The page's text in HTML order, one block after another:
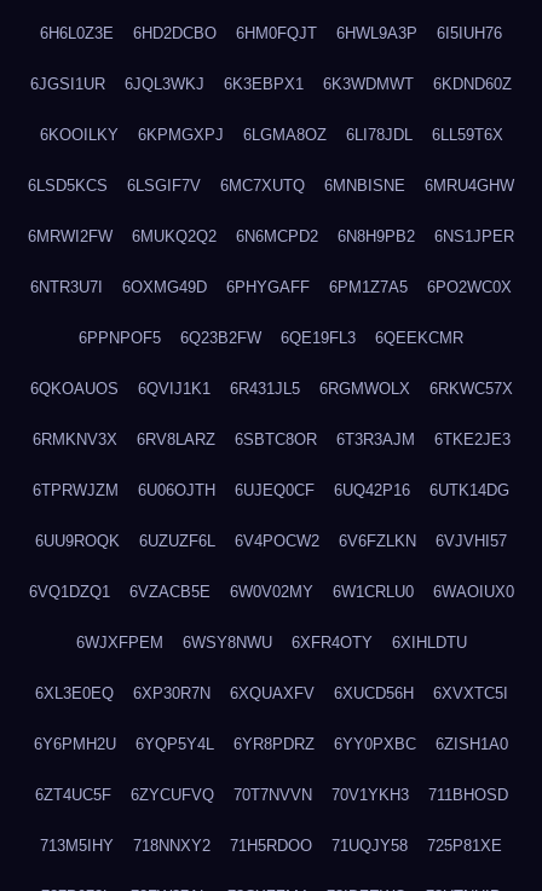
6H6L0Z3E 6HD2DCBO 6HM0FQJT 6HWL9A3P 6I5IUH76
6JGSI1UR 6JQL3WKJ 6K3EBPX1 6K3WDMWT 6KDND60Z
6KOOILKY 6KPMGXPJ 6LGMA8OZ 6LI78JDL 6LL59T6X
6LSD5KCS 6LSGIF7V 6MC7XUTQ 6MNBISNE 6MRU4GHW
6MRWI2FW 6MUKQ2Q2 6N6MCPD2 6N8H9PB2 6NS1JPER
6NTR3U7I 6OXMG49D 6PHYGAFF 6PM1Z7A5 6PO2WC0X
6PPNPOF5 6Q23B2FW 6QE19FL3 6QEEKCMR
6QKOAUOS 6QVIJ1K1 6R431JL5 6RGMWOLX 6RKWC57X
6RMKNV3X 6RV8LARZ 6SBTC8OR 6T3R3AJM 6TKE2JE3
6TPRWJZM 6U06OJTH 6UJEQ0CF 6UQ42P16 6UTK14DG
6UU9ROQK 6UZUZF6L 6V4POCW2 6V6FZLKN 6VJVHI57
6VQ1DZQ1 6VZACB5E 6W0V02MY 6W1CRLU0 6WAOIUX0
6WJXFPEM 6WSY8NWU 6XFR4OTY 6XIHLDTU
6XL3E0EQ 6XP30R7N 6XQUAXFV 6XUCD56H 6XVXTC5I
6Y6PMH2U 6YQP5Y4L 6YR8PDRZ 6YY0PXBC 6ZISH1A0
6ZT4UC5F 6ZYCUFVQ 70T7NVVN 70V1YKH3 711BHOSD
713M5IHY 718NNXY2 71H5RDOO 71UQJY58 725P81XE